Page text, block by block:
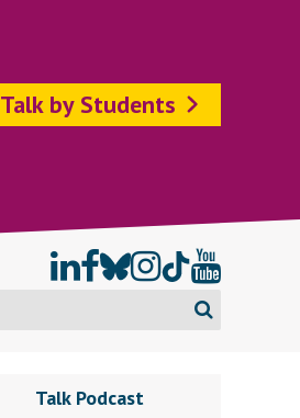
Talk by Students
Talk Podcast